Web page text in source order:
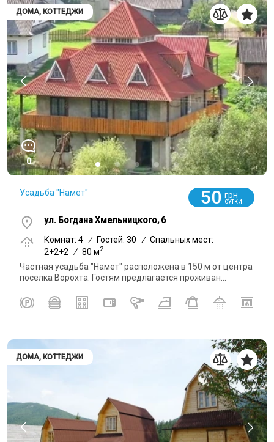
ДОМА, КОТТЕДЖИ
0
Усадьба "Намет" 50 грн
СУТКИ
ул. Богдана Хмельницкого, 6
Комнат: 4 / Гостей: 30 / Спальных мест:
2+2+2
/ 80 м2
Частная усадьба "Намет" расположена в 150 м от центра
поселка Ворохта. Гостям предлагается проживан...
ДОМА, КОТТЕДЖИ